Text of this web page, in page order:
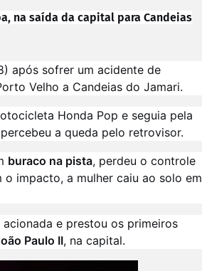
na saída da capital para Candeias
após sofrer um acidente de
Velho a Candeias do Jamari.
Honda Pop e seguia pela
a queda pelo retrovisor.
buraco na pista, perdeu o controle
impacto, a mulher caiu ao solo em
e prestou os primeiros
Paulo II, na capital.